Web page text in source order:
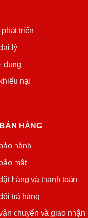
triển
lý
dụng
nại
HÀNG
hành
mật
hàng và thanh toán
trả hàng
chuyển và giao nhận